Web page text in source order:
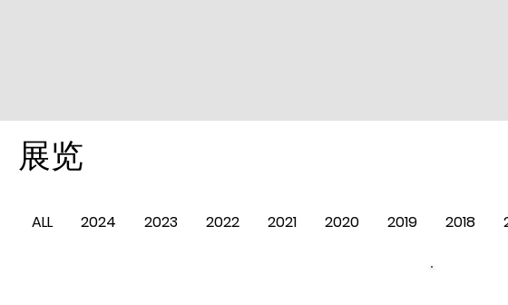
​展览
ALL 2024 2023 2022 2021 2020 2019 2018